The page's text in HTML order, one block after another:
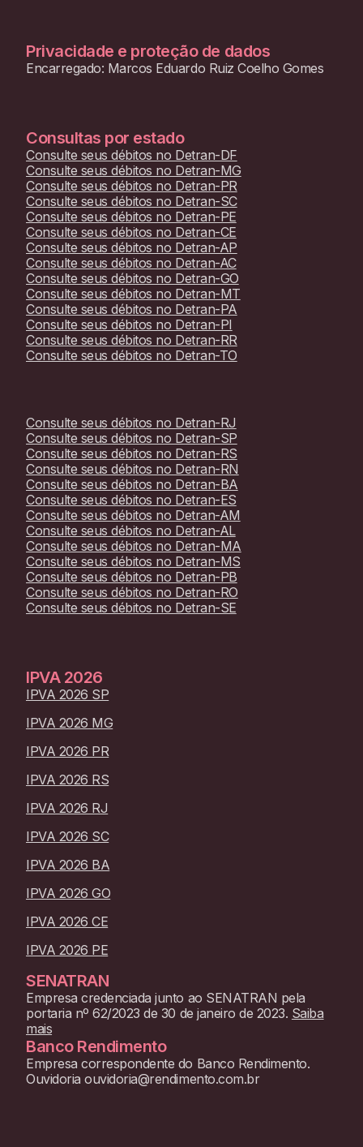
Privacidade e proteção de dados
Encarregado: Marcos Eduardo Ruiz Coelho Gomes
Consultas por estado
Consulte seus débitos no Detran-DF
Consulte seus débitos no Detran-MG
Consulte seus débitos no Detran-PR
Consulte seus débitos no Detran-SC
Consulte seus débitos no Detran-PE
Consulte seus débitos no Detran-CE
Consulte seus débitos no Detran-AP
Consulte seus débitos no Detran-AC
Consulte seus débitos no Detran-GO
Consulte seus débitos no Detran-MT
Consulte seus débitos no Detran-PA
Consulte seus débitos no Detran-PI
Consulte seus débitos no Detran-RR
Consulte seus débitos no Detran-TO
Consulte seus débitos no Detran-RJ
Consulte seus débitos no Detran-SP
Consulte seus débitos no Detran-RS
Consulte seus débitos no Detran-RN
Consulte seus débitos no Detran-BA
Consulte seus débitos no Detran-ES
Consulte seus débitos no Detran-AM
Consulte seus débitos no Detran-AL
Consulte seus débitos no Detran-MA
Consulte seus débitos no Detran-MS
Consulte seus débitos no Detran-PB
Consulte seus débitos no Detran-RO
Consulte seus débitos no Detran-SE
IPVA 2026
IPVA 2026 SP
IPVA 2026 MG
IPVA 2026 PR
IPVA 2026 RS
IPVA 2026 RJ
IPVA 2026 SC
IPVA 2026 BA
IPVA 2026 GO
IPVA 2026 CE
IPVA 2026 PE
SENATRAN
Empresa credenciada junto ao SENATRAN pela
portaria nº 62/2023 de 30 de janeiro de 2023. Saiba
mais
Banco Rendimento
Empresa correspondente do Banco Rendimento.
Ouvidoria ouvidoria@rendimento.com.br